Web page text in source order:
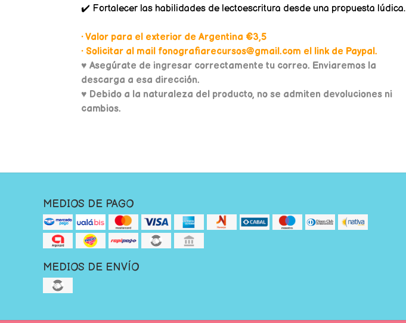
✔️ Fortalecer las habilidades de lectoescritura desde una propuesta lúdica.
• Valor para el exterior de Argentina €3,5
• Solicitar al mail fonografiarecursos@gmail.com el link de Paypal.
♥ Asegúrate de ingresar correctamente tu correo. Enviaremos la
descarga a esa dirección.
♥ Debido a la naturaleza del producto, no se admiten devoluciones ni
cambios.
MEDIOS DE PAGO
MEDIOS DE ENVÍO